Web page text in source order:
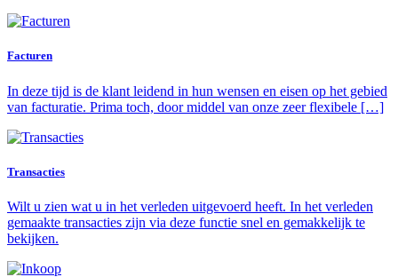
Facturen
In deze tijd is de klant leidend in hun wensen en eisen op het gebied
van facturatie. Prima toch, door middel van onze zeer flexibele […]
Transacties
Wilt u zien wat u in het verleden uitgevoerd heeft. In het verleden
gemaakte transacties zijn via deze functie snel en gemakkelijk te
bekijken.